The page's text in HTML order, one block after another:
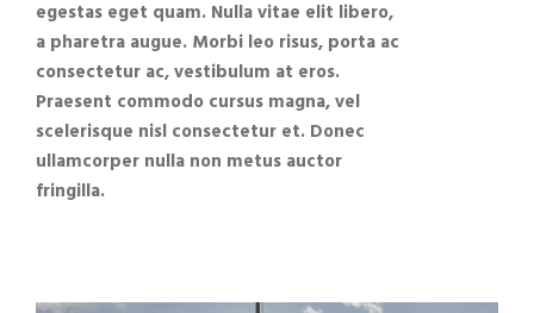
egestas eget quam. Nulla vitae elit libero,
a pharetra augue. Morbi leo risus, porta ac
consectetur ac, vestibulum at eros.
Praesent commodo cursus magna, vel
scelerisque nisl consectetur et. Donec
ullamcorper nulla non metus auctor
fringilla.